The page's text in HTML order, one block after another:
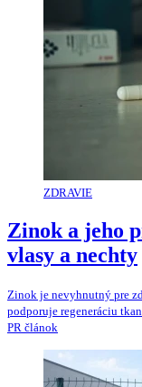
ZDRAVIE
Zinok a jeho
vlasy a nechty
Zinok je nevyhnutný pre
podporuje regeneráciu
PR článok